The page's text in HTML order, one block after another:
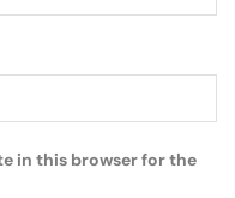
in this browser for the